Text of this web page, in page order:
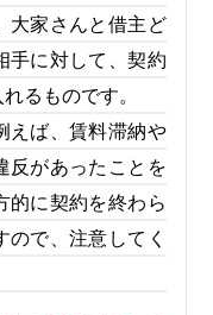
大家さんと借主ど
手に対して、契約
るものです。
えば、賃料滞納や
反があったことを
的に契約を終わら
で、注意してく